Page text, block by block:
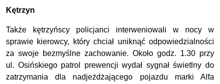
Kętrzyn
Także kętrzyńscy policjanci interweniowali w nocy w
sprawie kierowcy, który chciał uniknąć odpowiedzialności
za swoje bezmyślne zachowanie. Około godz. 1.30 przy
ul. Osińskiego patrol prewencji wydał sygnał świetlny do
zatrzymania dla nadjeżdżającego pojazdu marki Alfa